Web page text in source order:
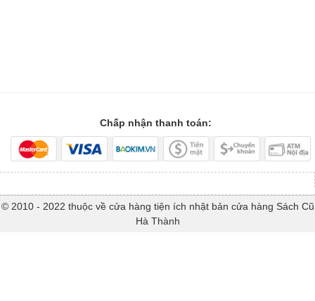
Chấp nhận thanh toán:
© 2010 - 2022 thuộc về cửa hàng tiện ích nhật bản cửa hàng Sách Cũ
Hà Thành